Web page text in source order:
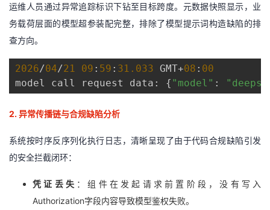
运维人员通过异常追踪标识下钻至目标跨度。元数据快照显示，业
务载荷层面的模型超参装配完整，排除了模型提示词构造缺陷的排
查方向。
2026/04/21 09 : 59 : 31.033 GMT+08 : 00
model call request data: { "model" :
2. 异常传播链与合规缺陷分析
系统按时序反序列化执行日志，清晰呈现了由于代码合规缺陷引发
的安全拦截闭环：
凭证丢失 ：组件在发起请求前置阶段，没有写入
Authorization字段内容导致模型鉴权失败。